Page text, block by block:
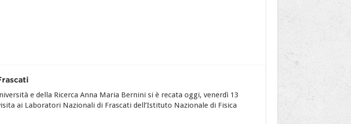
e della Ricerca Anna Maria Bernini si è recata oggi, venerdì 13
ai Laboratori Nazionali di Frascati dell’Istituto Nazionale di Fisica